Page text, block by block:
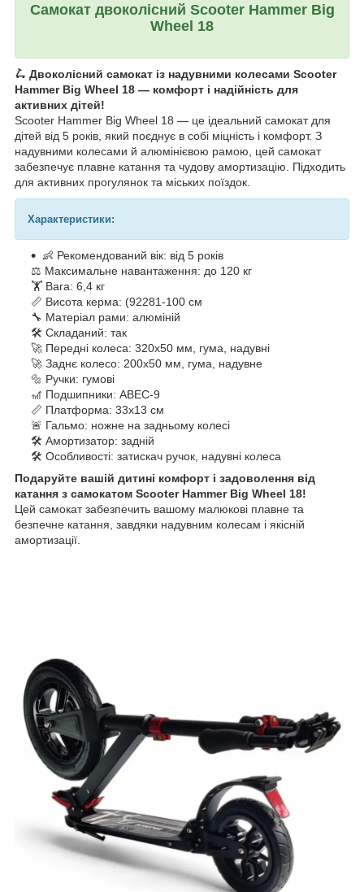
Самокат двоколісний Scooter Hammer Big
Wheel 18
🛴 Двоколісний самокат із надувними колесами Scooter
Hammer Big Wheel 18 — комфорт і надійність для
активних дітей!
Scooter Hammer Big Wheel 18 — це ідеальний самокат для
дітей від 5 років, який поєднує в собі міцність і комфорт. З
надувними колесами й алюмінієвою рамою, цей самокат
забезпечує плавне катання та чудову амортизацію. Підходить
для активних прогулянок та міських поїздок.
Характеристики:
👶 Рекомендований вік: від 5 років
⚖️ Максимальне навантаження: до 120 кг
🏋️ Вага: 6,4 кг
📏 Висота керма: (92281-100 см
🔧 Матеріал рами: алюміній
🛠️ Складаний: так
🚀 Передні колеса: 320x50 мм, гума, надувні
🚀 Заднє колесо: 200x50 мм, гума, надувне
🔩 Ручки: гумові
🎢 Подшипники: ABEC-9
📏 Платформа: 33x13 см
🚨 Гальмо: ножне на задньому колесі
🛠️ Амортизатор: задній
🛠️ Особливості: затискач ручок, надувні колеса
Подаруйте вашій дитині комфорт і задоволення від
катання з самокатом Scooter Hammer Big Wheel 18!
Цей самокат забезпечить вашому малюкові плавне та
безпечне катання, завдяки надувним колесам і якісній
амортизації.